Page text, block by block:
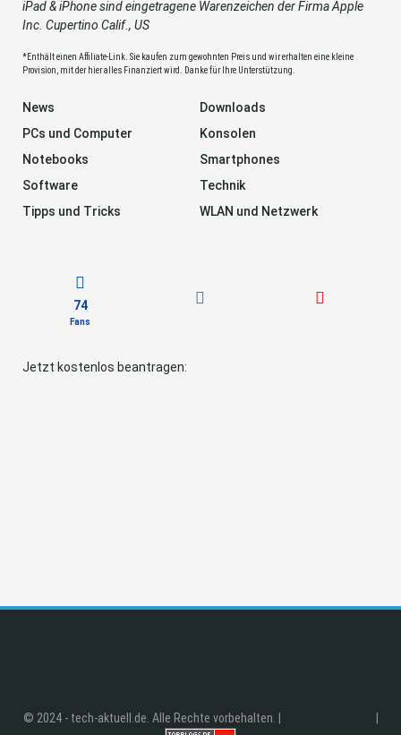
iPad & iPhone sind eingetragene Warenzeichen der Firma Apple
Inc. Cupertino Calif., US
*Enthält einen Affiliate-Link. Sie kaufen zum gewohnten Preis und wir erhalten eine kleine
Provision, mit der hier alles Finanziert wird. Danke für Ihre Unterstützung.
News
Downloads
PCs und Computer
Konsolen
Notebooks
Smartphones
Software
Technik
Tipps und Tricks
WLAN und Netzwerk
74
Fans
Jetzt kostenlos beantragen:
© 2024 - tech-aktuell.de. Alle Rechte vorbehalten. |